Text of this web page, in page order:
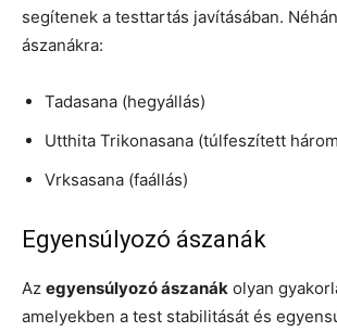
segítenek a testtartás javításában.
ászanákra:
Tadasana (hegyállás)
Utthita Trikonasana (túlfeszített
Vrksasana (faállás)
Egyensúlyozó ászanák
Az egyensúlyozó ászanák olyan
amelyekben a test stabilitását és